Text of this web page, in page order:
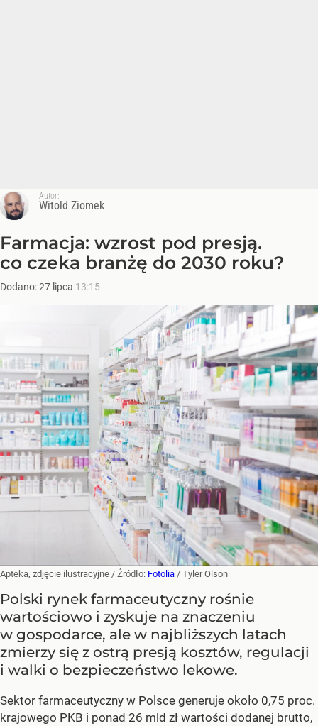
Autor:
Witold Ziomek
Farmacja: wzrost pod presją.
co czeka branżę do 2030 roku?
Dodano:27 lipca 13:15
Apteka, zdjęcie ilustracyjne / Źródło: Fotolia / Tyler Olson
Polski rynek farmaceutyczny rośnie
wartościowo i zyskuje na znaczeniu
w gospodarce, ale w najbliższych latach
zmierzy się z ostrą presją kosztów, regulacji
i walki o bezpieczeństwo lekowe.
Sektor farmaceutyczny w Polsce generuje około 0,75 proc.
krajowego PKB i ponad 26 mld zł wartości dodanej brutto,